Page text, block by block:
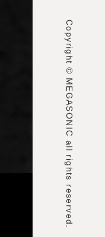
Copyright © MEGASONIC all rights reserved.